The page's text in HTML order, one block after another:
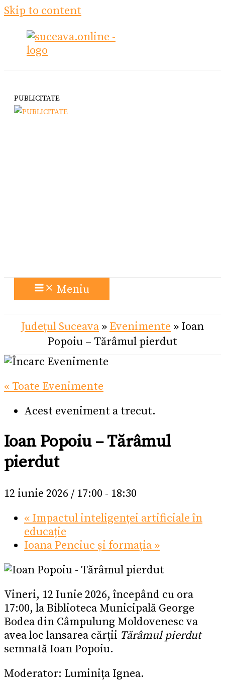
Skip to content
PUBLICITATE
Meniu
Județul Suceava » Evenimente » Ioan
Popoiu – Tărâmul pierdut
« Toate Evenimente
Acest eveniment a trecut.
Ioan Popoiu – Tărâmul
pierdut
12 iunie 2026 / 17:00 - 18:30
« Impactul inteligenței artificiale în
educație
Ioana Penciuc și formația »
Vineri, 12 Iunie 2026, începând cu ora
17:00, la Biblioteca Municipală George
Bodea din Câmpulung Moldovenesc va
avea loc lansarea cărții Tărâmul pierdut
semnată Ioan Popoiu.
Moderator: Luminița Ignea.